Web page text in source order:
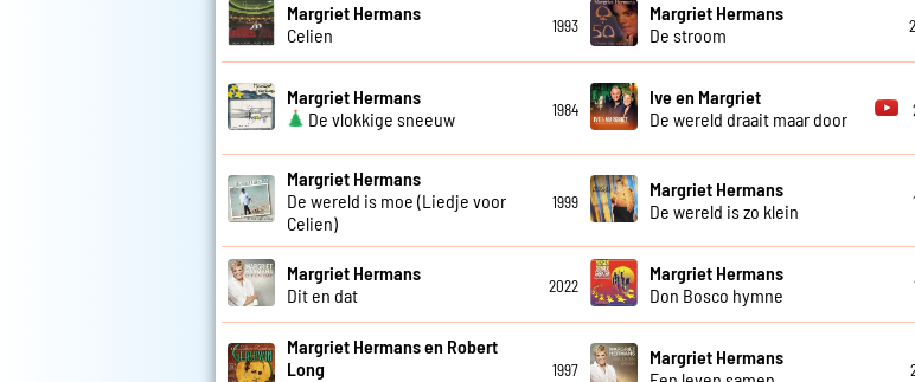
Margriet Hermans
Celien
1993
Margriet Hermans
De stroom
Margriet Hermans
De vlokkige sneeuw
1984
Ive en Margriet
De wereld draait maar door
Margriet Hermans
De wereld is moe (Liedje voor
Celien)
1999
Margriet Hermans
De wereld is zo klein
Margriet Hermans
Dit en dat
2022
Margriet Hermans
Don Bosco hymne
Margriet Hermans en Robert
Long
1997
Margriet Hermans